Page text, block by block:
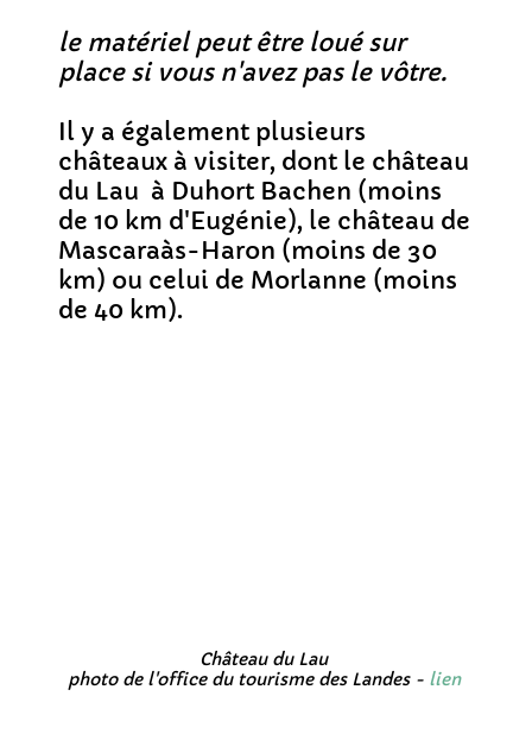
le matériel peut être loué sur
place si vous n'avez pas le vôtre.
Il y a également plusieurs
châteaux à visiter, dont le château
du Lau à Duhort Bachen (moins
de 10 km d'Eugénie), le château de
Mascaraàs-Haron (moins de 30
km) ou celui de Morlanne (moins
de 40 km).
Château du Lau
photo de l'office du tourisme des Landes - lien